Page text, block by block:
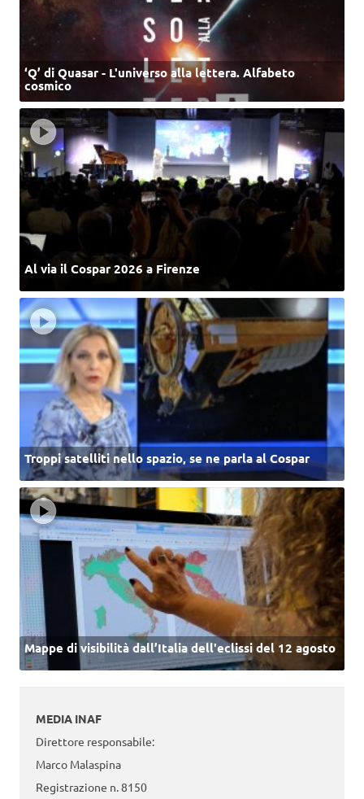
‘Q’ di Quasar - L'universo alla lettera. Alfabeto
cosmico
Al via il Cospar 2026 a Firenze
Troppi satelliti nello spazio, se ne parla al Cospar
Mappe di visibilità dall’Italia dell'eclissi del 12 agosto
MEDIA INAF
Direttore responsabile:
Marco Malaspina
Registrazione n. 8150